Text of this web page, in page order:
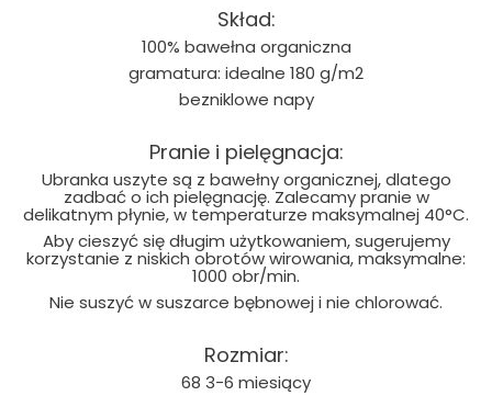
Skład:
100% bawełna organiczna
gramatura: idealne 180 g/m2
bezniklowe napy
Pranie i pielęgnacja:
Ubranka uszyte są z bawełny organicznej, dlatego
zadbać o ich pielęgnację. Zalecamy pranie w
delikatnym płynie, w temperaturze maksymalnej 40°C.
Aby cieszyć się długim użytkowaniem, sugerujemy
korzystanie z niskich obrotów wirowania, maksymalne:
1000 obr/min.
Nie suszyć w suszarce bębnowej i nie chlorować.
Rozmiar:
68 3-6 miesiący